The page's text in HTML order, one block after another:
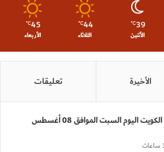
39
℃
الأثنين
44
℃
الثلاثاء
45
℃
الأربعاء
الأخيرة تعليقات
وفيات الكويت اليوم السبت الموافق 08 أغسطس